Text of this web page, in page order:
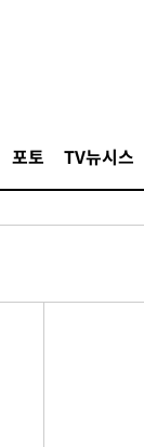
포토 TV뉴시스